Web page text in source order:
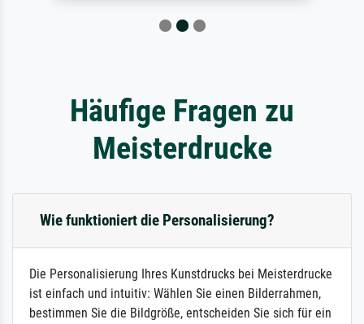
Häufige Fragen zu
Meisterdrucke
Wie funktioniert die Personalisierung?
Die Personalisierung Ihres Kunstdrucks bei Meisterdrucke
ist einfach und intuitiv: Wählen Sie einen Bilderrahmen,
bestimmen Sie die Bildgröße, entscheiden Sie sich für ein